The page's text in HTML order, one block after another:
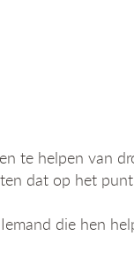
te helpen van
dat op het
die hen